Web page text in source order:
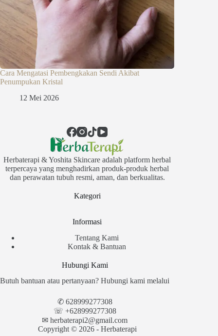
Cara Mengatasi Pembengkakan Sendi Akibat
Penumpukan Kristal
12 Mei 2026
Herbaterapi & Yoshita Skincare adalah platform herbal
terpercaya yang menghadirkan produk-produk herbal
dan perawatan tubuh resmi, aman, dan berkualitas.
Kategori
Informasi
Tentang Kami
Kontak & Bantuan
Hubungi Kami
Butuh bantuan atau pertanyaan? Hubungi kami melalui
✆ 628999277308
☏ +628999277308
✉︎ herbaterapi2@gmail.com
Copyright © 2026 - Herbaterapi